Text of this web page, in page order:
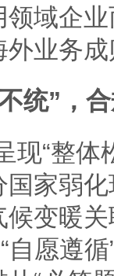
域企
业务
统”，
现“整体
家弱
变暖
自愿遵